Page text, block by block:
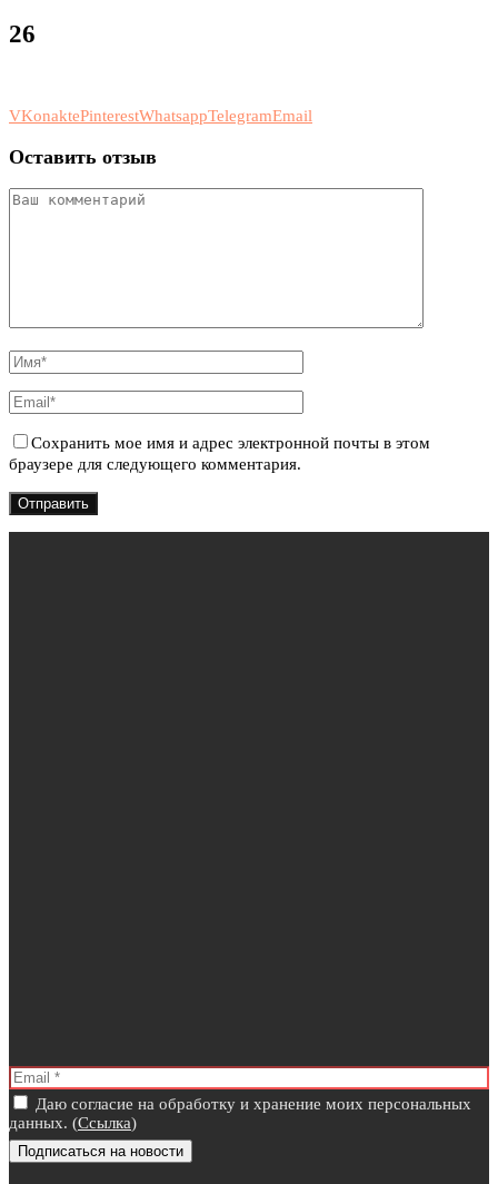
26
VKonaktePinterestWhatsappTelegramEmail
Оставить отзыв
Сохранить мое имя и адрес электронной почты в этом
браузере для следующего комментария.
Даю согласие на обработку и хранение моих персональных
данных. (Ссылка)